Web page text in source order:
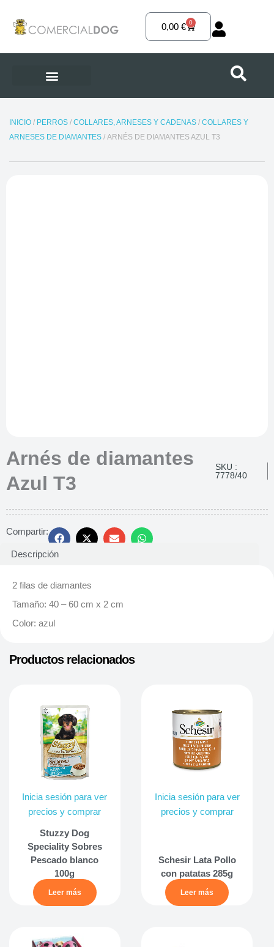
contenido
0,00€ 0
Carrito
INICIO/ PERROS/ COLLARES, ARNESES Y CADENAS/ COLLARES Y
ARNESES DE DIAMANTES/ ARNÉS DE DIAMANTES AZUL T3
Arnés de diamantes
Azul T3
SKU :
7778/40
Compartir:
Descripción
2 filas de diamantes
Tamaño: 40 – 60 cm x 2 cm
Color: azul
Productos relacionados
Inicia sesión para ver
precios y comprar
Stuzzy Dog
Speciality Sobres
Pescado blanco
100g
Leer más
Inicia sesión para ver
precios y comprar
Schesir Lata Pollo
con patatas 285g
Leer más